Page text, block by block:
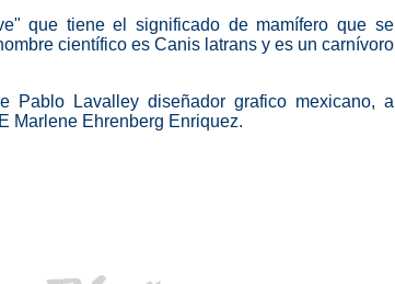
que tiene el significado de mamífero que se
científico es Canis latrans y es un carnívoro
Pablo Lavalley diseñador grafico mexicano, a
Marlene Ehrenberg Enriquez.